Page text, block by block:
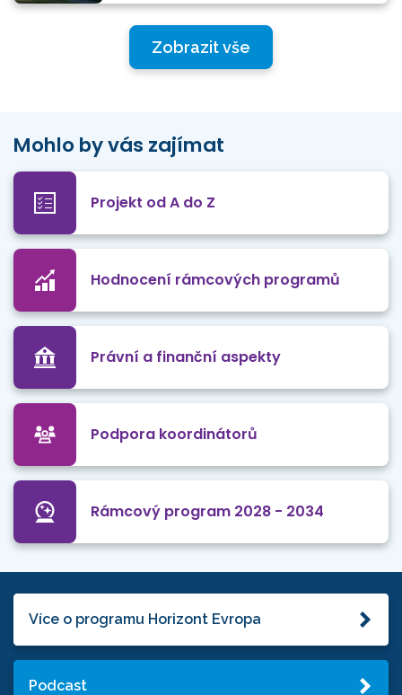
Zobrazit vše
Mohlo by vás zajímat
Projekt od A do Z
Hodnocení rámcových programů
Právní a finanční aspekty
Podpora koordinátorů
Rámcový program 2028 - 2034
Více o programu Horizont Evropa
Podcast